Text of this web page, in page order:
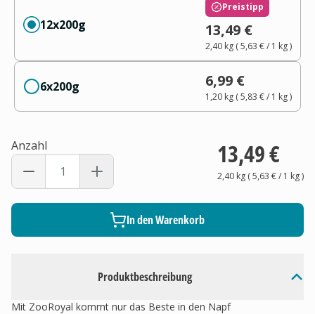
Produktbeschreibung
Mit ZooRoyal kommt nur das Beste in den Napf
12x200g
Preistipp
13,49 €
2,40 kg(5,63 €/ 1 kg)
6x200g 6,99 €
1,20 kg(5,83 €/ 1 kg)
Anzahl 13,49 €
2,40 kg(5,63 €/ 1 kg)
In den Warenkorb